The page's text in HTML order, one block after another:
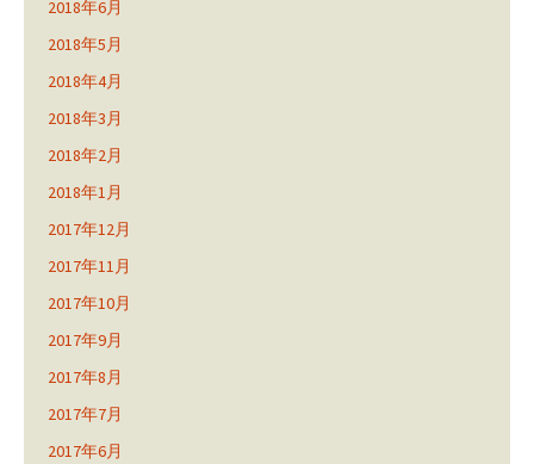
2018年6月
2018年5月
2018年4月
2018年3月
2018年2月
2018年1月
2017年12月
2017年11月
2017年10月
2017年9月
2017年8月
2017年7月
2017年6月